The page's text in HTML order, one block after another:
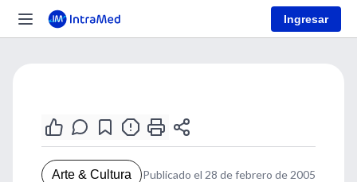
Ingresar
Arte & Cultura Publicado el 28 de febrero de 2005